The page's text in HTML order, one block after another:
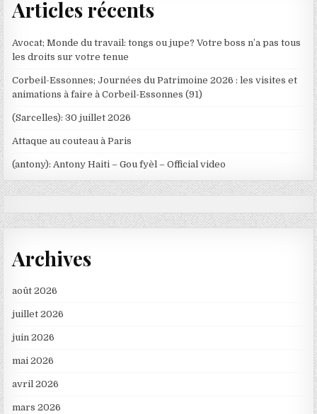
Articles récents
Avocat; Monde du travail: tongs ou jupe? Votre boss n’a pas tous
les droits sur votre tenue
Corbeil-Essonnes; Journées du Patrimoine 2026 : les visites et
animations à faire à Corbeil-Essonnes (91)
(Sarcelles): 30 juillet 2026
Attaque au couteau à Paris
(antony): Antony Haiti – Gou fyèl – Official video
Archives
août 2026
juillet 2026
juin 2026
mai 2026
avril 2026
mars 2026